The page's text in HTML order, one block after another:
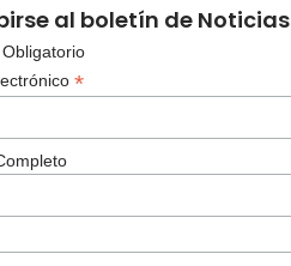
al boletín de Noticias
*